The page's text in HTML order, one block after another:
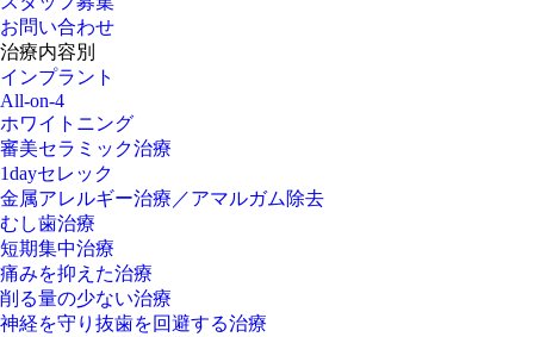
お問い合わせ
治療内容別
インプラント
All-on-4
ホワイトニング
審美セラミック治療
1dayセレック
金属アレルギー治療／アマルガム除去
むし歯治療
短期集中治療
痛みを抑えた治療
削る量の少ない治療
神経を守り抜歯を回避する治療